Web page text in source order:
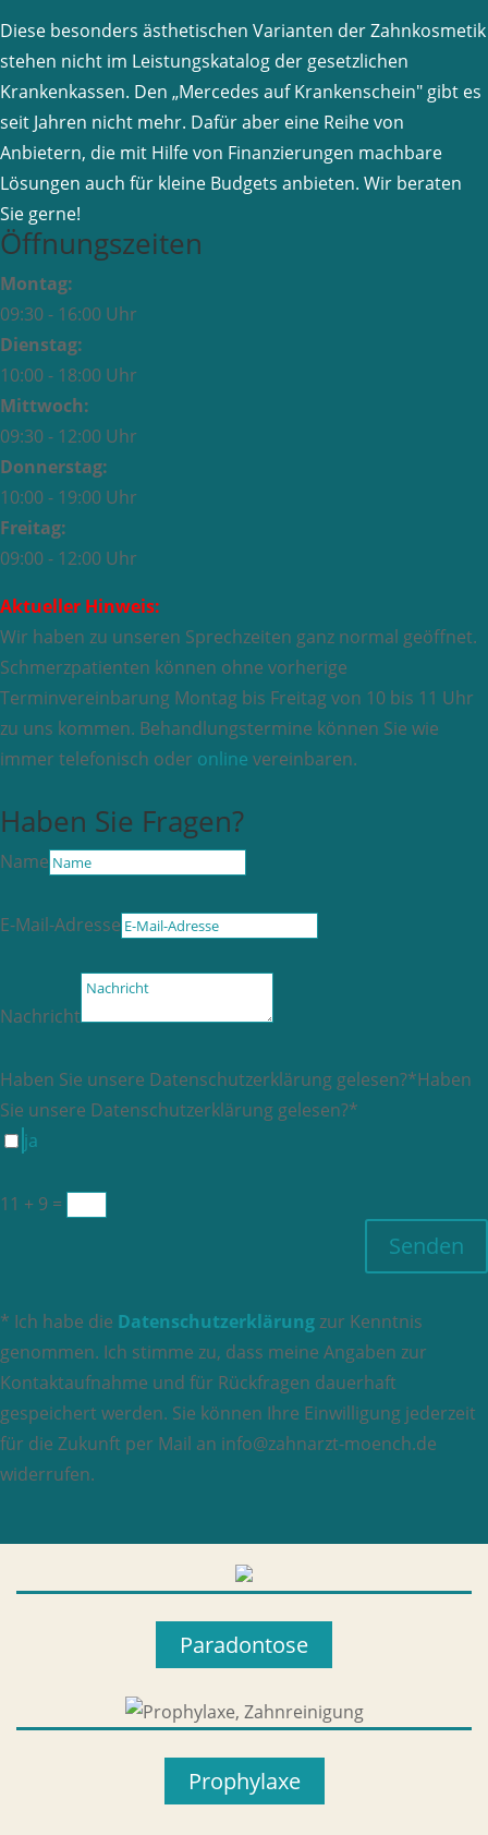
Diese besonders ästhetischen Varianten der Zahnkosmetik
stehen nicht im Leistungskatalog der gesetzlichen
Krankenkassen. Den „Mercedes auf Krankenschein" gibt es
seit Jahren nicht mehr. Dafür aber eine Reihe von
Anbietern, die mit Hilfe von Finanzierungen machbare
Lösungen auch für kleine Budgets anbieten. Wir beraten
Sie gerne!
Öffnungszeiten
Montag:
09:30 - 16:00 Uhr
Dienstag:
10:00 - 18:00 Uhr
Mittwoch:
09:30 - 12:00 Uhr
Donnerstag:
10:00 - 19:00 Uhr
Freitag:
09:00 - 12:00 Uhr
Aktueller Hinweis:
Wir haben zu unseren Sprechzeiten ganz normal geöffnet.
Schmerzpatienten können ohne vorherige
Terminvereinbarung Montag bis Freitag von 10 bis 11 Uhr
zu uns kommen. Behandlungstermine können Sie wie
immer telefonisch oder online vereinbaren.
Haben Sie Fragen?
Name
E-Mail-Adresse
Nachricht
Haben Sie unsere Datenschutzerklärung gelesen?*Haben
Sie unsere Datenschutzerklärung gelesen?*
ja
11 + 9 =
Senden
* Ich habe die Datenschutzerklärungzur Kenntnis
genommen. Ich stimme zu, dass meine Angaben zur
Kontaktaufnahme und für Rückfragen dauerhaft
gespeichert werden. Sie können Ihre Einwilligung jederzeit
für die Zukunft per Mail an info@zahnarzt-moench.de
widerrufen.
Paradontose
Prophylaxe